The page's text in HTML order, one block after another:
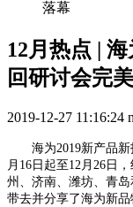
落幕
12月热点 |
回研讨会完
2019-12-27 11:16:24
海为2019新产品新
月16日起至12月26日
州、济南、潍坊、青
带去并分享了海为新